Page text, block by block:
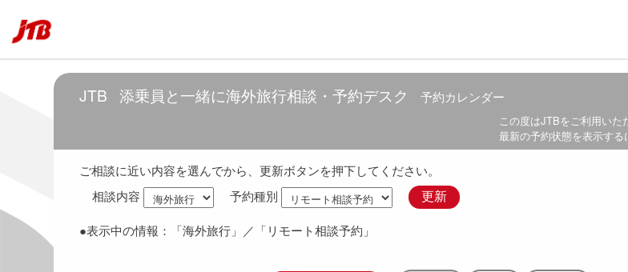
JTB 添乗員と一緒に海外旅行相談・予約デスク 予約カレンダー
この度はJTBをご利用いた
最新の予約状態を表示する
ご相談に近い内容を選んでから、更新ボタンを押下してください。
相談内容
予約種別 更新
●表示中の情報： 「海外旅行」 ／「リモート相談予約」
6:30 ～ 7:30
8:00 9:00
8:30 ～ 9:30